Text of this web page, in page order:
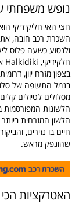
נופש משפחתי
חצי האי חליקידיקי
השכרת רכב חובה, את
ולנסוע כשעה פלוס
בצפון מזרח יוון,
בנמל התעופה של
מסלולים לטיולים
חיים בו נזירים,
שהונפק מראש.
האטרקציות